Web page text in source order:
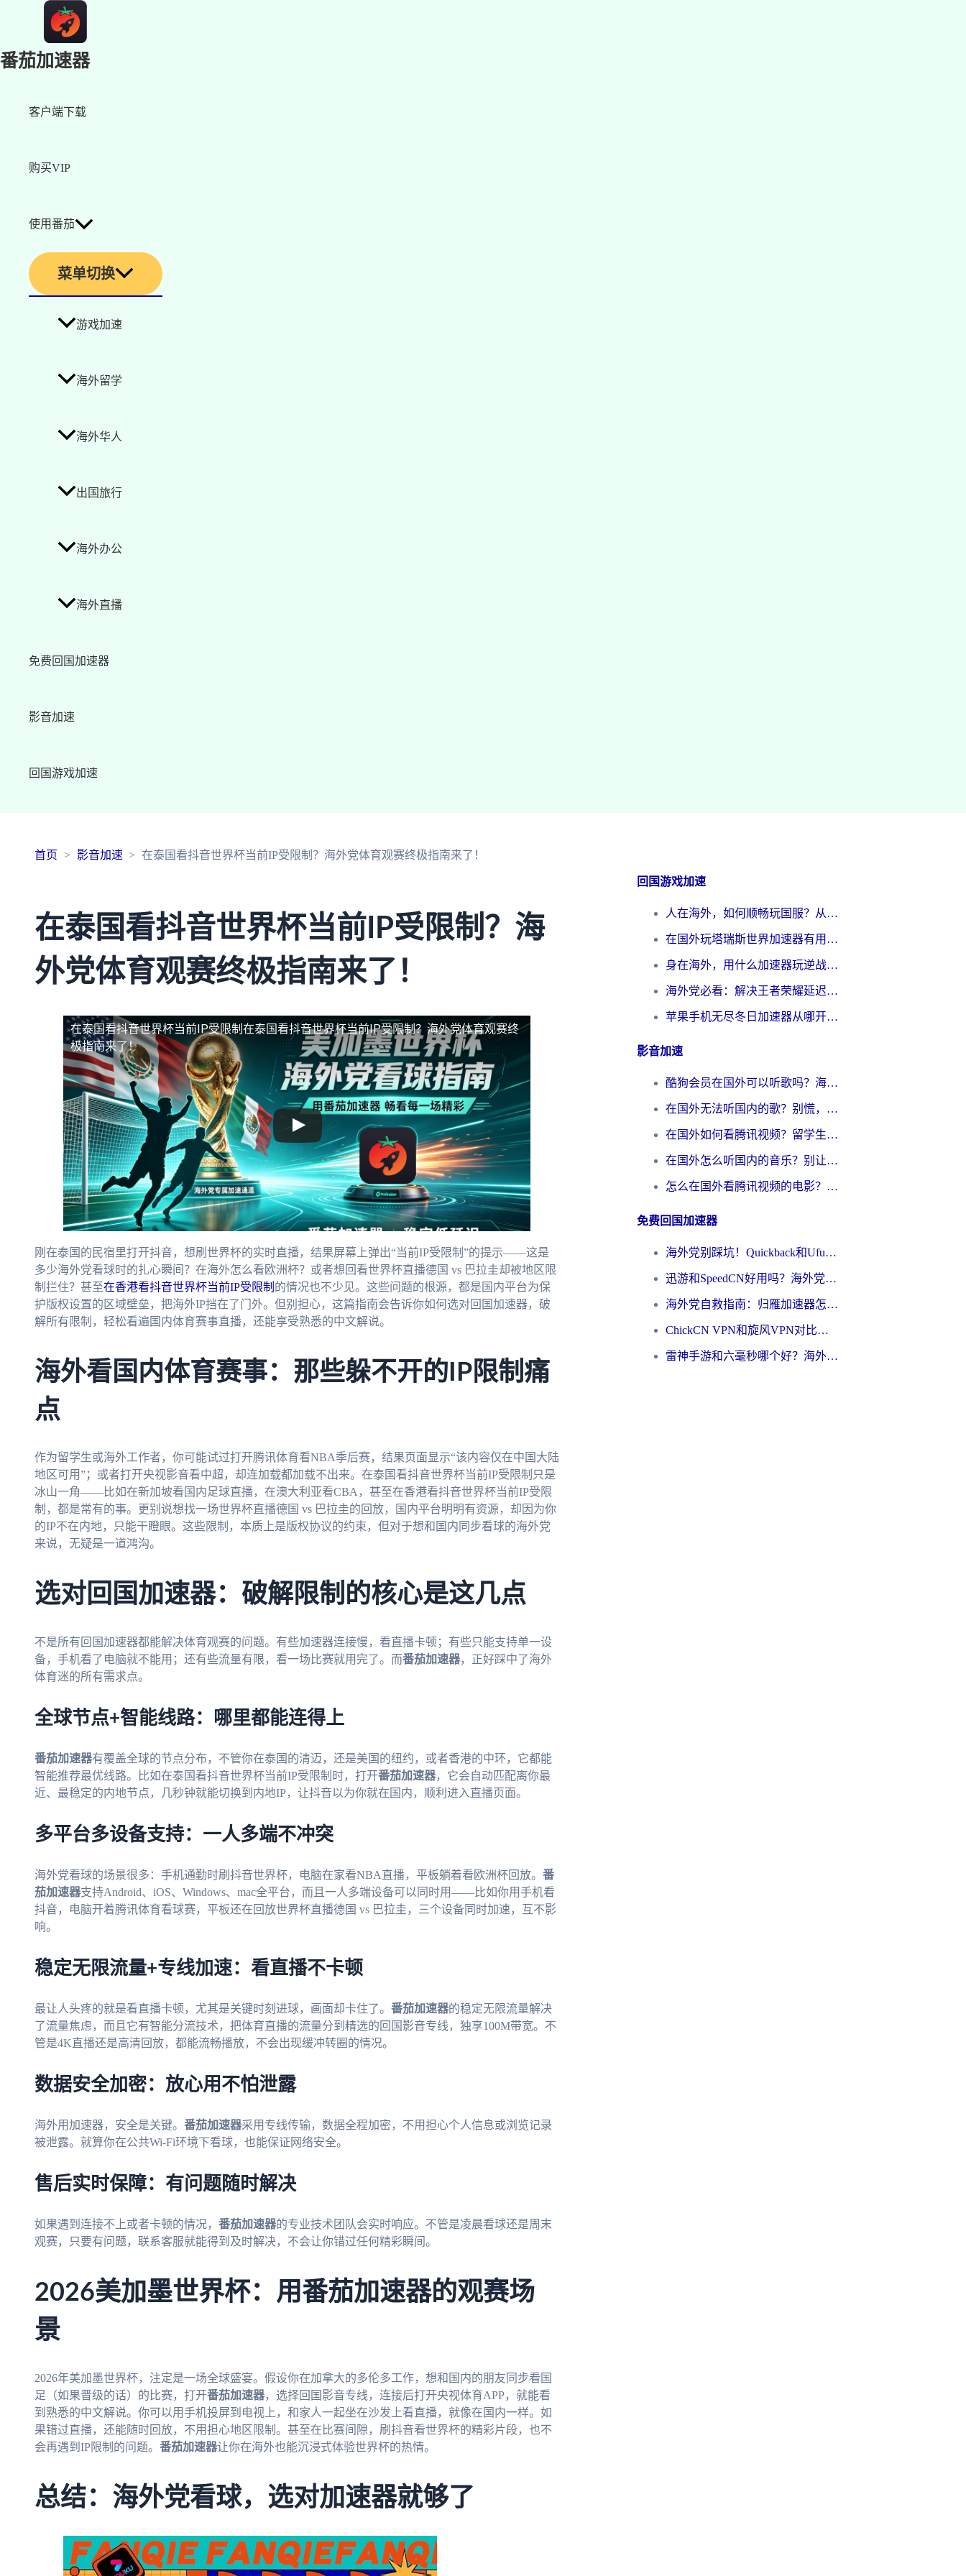
番茄加速器
客户端下载
购买VIP
使用番茄
菜单切换
游戏加速
海外留学
海外华人
出国旅行
海外办公
海外直播
免费回国加速器
影音加速
回国游戏加速
首页 影音加速 在泰国看抖音世界杯当前IP受限制？海外党体育观赛终极指南来了！
在泰国看抖音世界杯当前IP受限制？海
外党体育观赛终极指南来了！
在泰国看抖音世界杯当前IP受限制 在泰国看抖音世界杯当前IP受限制？海外党体育观赛终
极指南来了！
刚在泰国的民宿里打开抖音，想刷世界杯的实时直播，结果屏幕上弹出“当前IP受限制”的提示——这是
多少海外党看球时的扎心瞬间？在海外怎么看欧洲杯？或者想回看世界杯直播德国 vs 巴拉圭却被地区限
制拦住？甚至在香港看抖音世界杯当前IP受限制 的情况也不少见。这些问题的根源，都是国内平台为保
护版权设置的区域壁垒，把海外IP挡在了门外。但别担心，这篇指南会告诉你如何选对回国加速器，破
解所有限制，轻松看遍国内体育赛事直播，还能享受熟悉的中文解说。
海外看国内体育赛事：那些躲不开的IP限制痛
点
作为留学生或海外工作者，你可能试过打开腾讯体育看NBA季后赛，结果页面显示“该内容仅在中国大陆
地区可用”；或者打开央视影音看中超，却连加载都加载不出来。在泰国看抖音世界杯当前IP受限制只是
冰山一角——比如在新加坡看国内足球直播，在澳大利亚看CBA，甚至在香港看抖音世界杯当前IP受限
制，都是常有的事。更别说想找一场世界杯直播德国 vs 巴拉圭的回放，国内平台明明有资源，却因为你
的IP不在内地，只能干瞪眼。这些限制，本质上是版权协议的约束，但对于想和国内同步看球的海外党
来说，无疑是一道鸿沟。
选对回国加速器：破解限制的核心是这几点
不是所有回国加速器都能解决体育观赛的问题。有些加速器连接慢，看直播卡顿；有些只能支持单一设
备，手机看了电脑就不能用；还有些流量有限，看一场比赛就用完了。而番茄加速器，正好踩中了海外
体育迷的所有需求点。
全球节点+智能线路：哪里都能连得上
番茄加速器有覆盖全球的节点分布，不管你在泰国的清迈，还是美国的纽约，或者香港的中环，它都能
智能推荐最优线路。比如在泰国看抖音世界杯当前IP受限制时，打开番茄加速器，它会自动匹配离你最
近、最稳定的内地节点，几秒钟就能切换到内地IP，让抖音以为你就在国内，顺利进入直播页面。
多平台多设备支持：一人多端不冲突
海外党看球的场景很多：手机通勤时刷抖音世界杯，电脑在家看NBA直播，平板躺着看欧洲杯回放。 番
茄加速器支持Android、iOS、Windows、mac全平台，而且一人多端设备可以同时用——比如你用手机看
抖音，电脑开着腾讯体育看球赛，平板还在回放世界杯直播德国 vs 巴拉圭，三个设备同时加速，互不影
响。
稳定无限流量+专线加速：看直播不卡顿
最让人头疼的就是看直播卡顿，尤其是关键时刻进球，画面却卡住了。 番茄加速器的稳定无限流量解决
了流量焦虑，而且它有智能分流技术，把体育直播的流量分到精选的回国影音专线，独享100M带宽。不
管是4K直播还是高清回放，都能流畅播放，不会出现缓冲转圈的情况。
数据安全加密：放心用不怕泄露
海外用加速器，安全是关键。 番茄加速器采用专线传输，数据全程加密，不用担心个人信息或浏览记录
被泄露。就算你在公共Wi-Fi环境下看球，也能保证网络安全。
售后实时保障：有问题随时解决
如果遇到连接不上或者卡顿的情况， 番茄加速器的专业技术团队会实时响应。不管是凌晨看球还是周末
观赛，只要有问题，联系客服就能得到及时解决，不会让你错过任何精彩瞬间。
2026美加墨世界杯：用番茄加速器的观赛场
景
2026年美加墨世界杯，注定是一场全球盛宴。假设你在加拿大的多伦多工作，想和国内的朋友同步看国
足（如果晋级的话）的比赛，打开番茄加速器，选择回国影音专线，连接后打开央视体育APP，就能看
到熟悉的中文解说。你可以用手机投屏到电视上，和家人一起坐在沙发上看直播，就像在国内一样。如
果错过直播，还能随时回放，不用担心地区限制。甚至在比赛间隙，刷抖音看世界杯的精彩片段，也不
会再遇到IP限制的问题。 番茄加速器让你在海外也能沉浸式体验世界杯的热情。
总结：海外党看球，选对加速器就够了
回国游戏加速
人在海外，如何顺畅玩国服？从《王者荣耀》到《云图计划》的加速器终极指南
在国外玩塔瑞斯世界加速器有用吗？海外玩家亲测后的真实答案
身在海外，用什么加速器玩逆战才能告别延迟？
海外党必看：解决王者荣耀延迟的加速器终极指南——从EVE到猫和老鼠，一个工具全搞定
苹果手机无尽冬日加速器从哪开启？海外玩家的冬日生存指南
影音加速
酷狗会员在国外可以听歌吗？海外党亲测有效：3步解决音乐权限难题
在国外无法听国内的歌？别慌，这样操作就能畅听QQ音乐（附亲测加速器推荐）
在国外如何看腾讯视频？留学生亲测有效的回国加速方案
在国外怎么听国内的音乐？别让版权限制断了你的华语歌单
怎么在国外看腾讯视频的电影？海外党亲测有效的回国加速指南
免费回国加速器
海外党别踩坑！Quickback和UfunR好用吗？选对回国加速器才能无缝刷国内资源
迅游和SpeedCN好用吗？海外党如何破解那道看不见的墙
海外党自救指南：归雁加速器怎么样？教你避开坑实现国内资源无缝访问
ChickCN VPN和旋风VPN对比哪个回国效果更好？海外用户的选择困境与出路
雷神手游和六毫秒哪个好？海外党如何真正解锁国内资源